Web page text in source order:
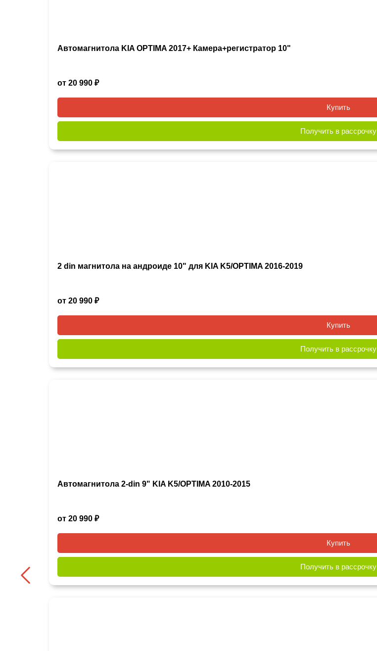
Автомагнитола KIA OPTIMA 2017+ Камера+регистратор 10"
от 20 990 ₽
Купить
Получить в рассрочку
2 din магнитола на андроиде 10" для KIA K5/OPTIMA 2016-2019
от 20 990 ₽
Купить
Получить в рассрочку
Автомагнитола 2-din 9" KIA K5/OPTIMA 2010-2015
от 20 990 ₽
Купить
Получить в рассрочку